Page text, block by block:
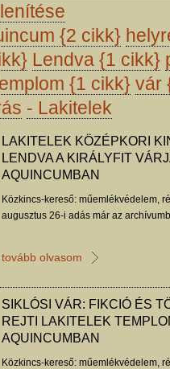
{2 cikk}
Lendva {1 cikk}
{1 cikk} vár
- Lakitelek
LAKITELEK KÖZÉPKORI
LENDVA A KIRÁLYFIT
AQUINCUMBAN
Közkincs-kereső: műemlékvédelem,
augusztus 26-i adás már az
tovább olvasom
SIKLÓSI VÁR: FIKCIÓ ÉS
REJTI LAKITELEK
AQUINCUMBAN
Közkincs-kereső: műemlékvédelem,